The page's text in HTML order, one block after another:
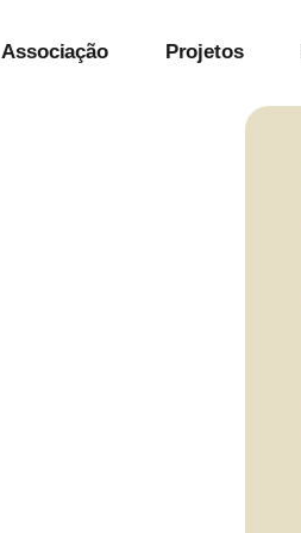
Associação Projetos